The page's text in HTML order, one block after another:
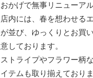
おかげで無事リニューア
店内には、春を想わせる
が並び、ゆっくりとお買
意しております。
ストライプやフラワー柄
イテムも取り揃えており